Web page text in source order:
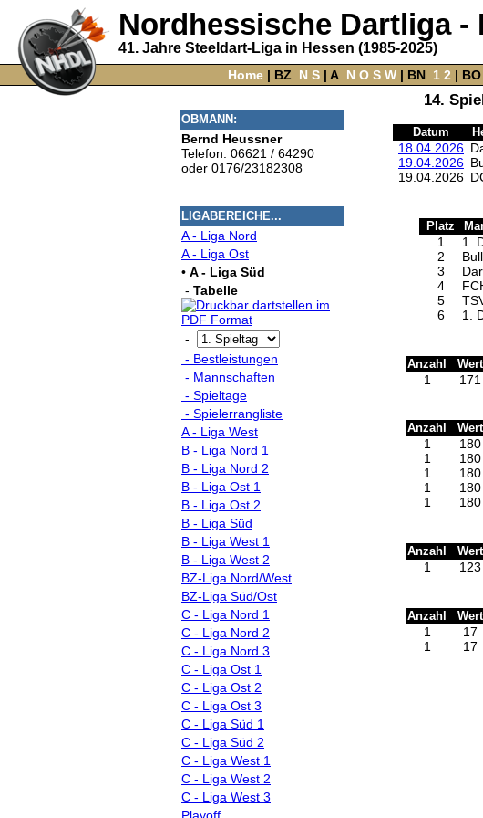
Nordhessische Dartliga -
41. Jahre Steeldart-Liga in Hessen (1985-2025)
Home‌ | BZ N S‌ | A‌ N O S W‌ | BN‌ 1 2 | BO‌
14.
OBMANN:
Bernd Heussner
Telefon: 06621 / 64290
oder 0176/23182308
LIGABEREICHE...
A - Liga Nord
A - Liga Ost
• A - Liga Süd
- Tabelle
-
- Bestleistungen
- Mannschaften
- Spieltage
- Spielerrangliste
A - Liga West
B - Liga Nord 1
B - Liga Nord 2
B - Liga Ost 1
B - Liga Ost 2
B - Liga Süd
B - Liga West 1
B - Liga West 2
BZ-Liga Nord/West
BZ-Liga Süd/Ost
C - Liga Nord 1
C - Liga Nord 2
C - Liga Nord 3
C - Liga Ost 1
C - Liga Ost 2
C - Liga Ost 3
C - Liga Süd 1
C - Liga Süd 2
C - Liga West 1
C - Liga West 2
C - Liga West 3
Datum
18.04.2026
19.04.2026
19.04.2026
Platz
1 1.
2
3
4
5
6
1.
Anzahl Wert
1 171
Anzahl Wert
1 180
1
180
1
180
1
180
1
180
Anzahl Wert
1 123
Anzahl Wert
1 17
1
17